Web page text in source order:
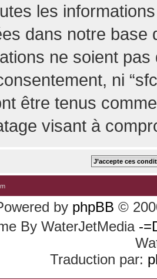
les
dans notre base
ne soient
ni
être tenus
visant à
by phpBB ©
By WaterJetMedia -
Traduction par: